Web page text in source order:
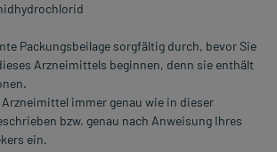
Packungsbeilage sorgfältig durch, bevor Sie
Arzneimittels beginnen, denn sie enthält
Arzneimittel immer genau wie in dieser
bzw. genau nach Anweisung Ihres
ein.